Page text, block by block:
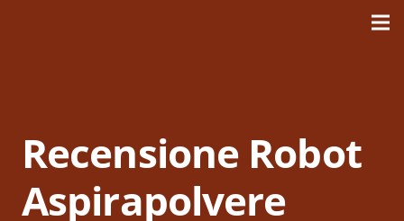
Recensione Robot
Aspirapolvere